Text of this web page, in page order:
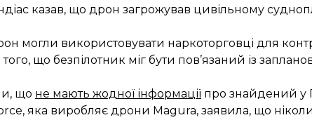
казав, що дрон загрожував цивільному
могли використовувати наркоторговці для
що безпілотник міг бути пов’язаний із
що не мають жодної інформації про знайдений у
яка виробляє дрони Magura, заявила, що